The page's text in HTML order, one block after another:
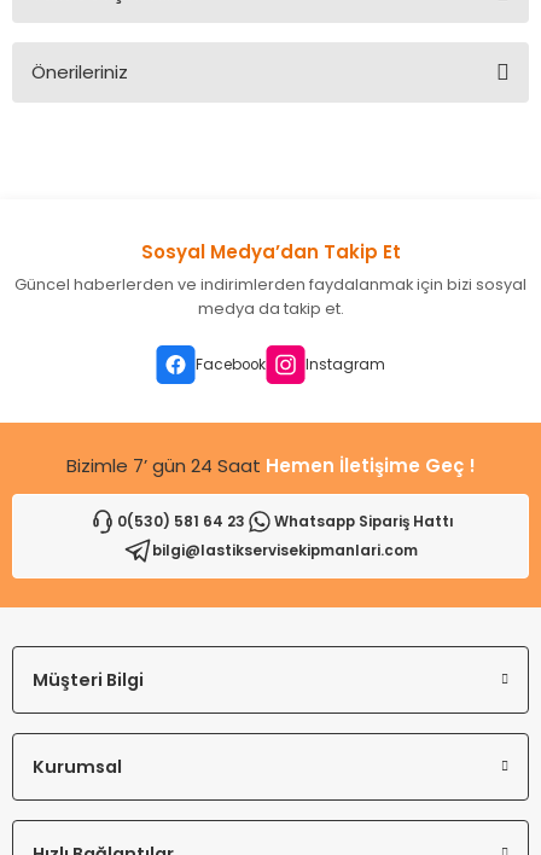
Önerileriniz
Ürün resmi kalitesiz, bozuk veya görüntülenemiyor.
Ürün açıklamasında eksik bilgiler bulunuyor.
Ürün fiyatı diğer sitelerden daha pahalı.
Gönder
Sosyal Medya’dan Takip Et
Güncel haberlerden ve indirimlerden faydalanmak için bizi sosyal
medya da takip et.
Facebook Instagram
Bizimle 7’ gün 24 Saat Hemen İletişime Geç !
0(530) 581 64 23
Whatsapp Sipariş Hattı
bilgi@lastikservisekipmanlari.com
Müşteri Bilgi
Kurumsal